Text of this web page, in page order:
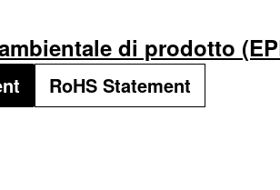
di prodotto
RoHS Statement